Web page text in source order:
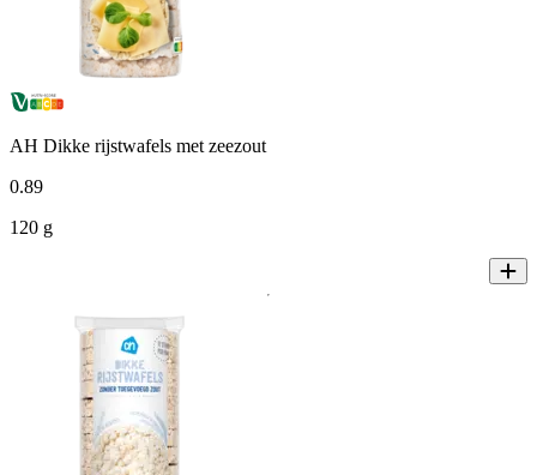
AH Dikke rijstwafels met zeezout
0.89
120 g